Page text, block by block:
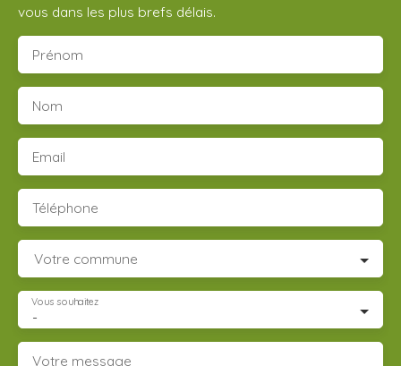
vous dans les plus brefs délais.
Prénom
Nom
Email
Téléphone
Votre commune
-
Vous souhaitez
Votre message